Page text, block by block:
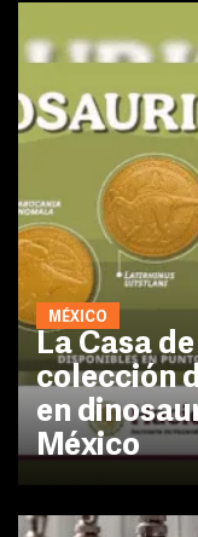
MÉXICO
La Casa
colección
en
México